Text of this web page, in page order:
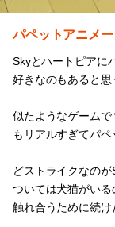
パペットアニメ
Skyとハートピアに
好きなのもあると思
似たようなゲーム
もリアルすぎてパペ
どストライクなの
ついては犬猫がい
触れ合うために続け